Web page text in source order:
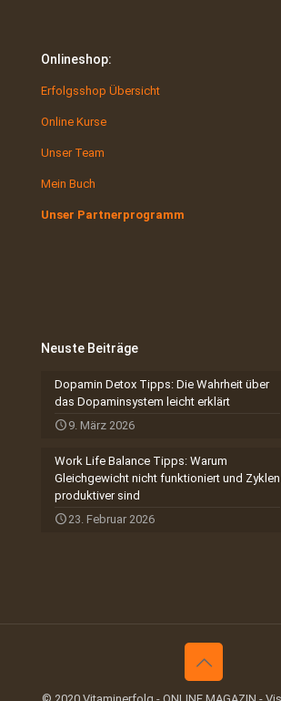
Onlineshop:
Erfolgsshop Übersicht
Online Kurse
Unser Team
Mein Buch
Unser Partnerprogramm
Neuste Beiträge
Dopamin Detox Tipps: Die Wahrheit über
das Dopaminsystem leicht erklärt
9. März 2026
Work Life Balance Tipps: Warum
Gleichgewicht nicht funktioniert und Zyklen
produktiver sind
23. Februar 2026